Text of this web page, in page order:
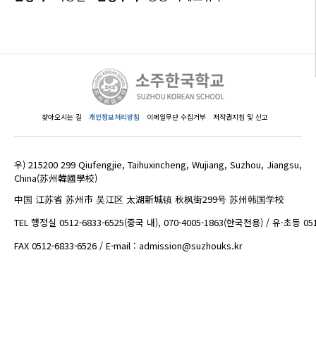
찾아오시는 길 개인정보처리방침 이메일무단 수집거부 저작권지침 및 신고
우) 215200 299 Qiufengjie, Taihuxincheng, Wujiang, Suzhou, Jiangsu,
China(苏州韓國學校)
中国 江苏省 苏州市 吴江区 太湖新城镇 秋枫街299号 苏州韩国学校
TEL 행정실 0512-6833-6525(중국 내), 070-4005-1863(한국전용) / 유·초등
FAX 0512-6833-6526 / E-mail : admission@suzhouks.kr